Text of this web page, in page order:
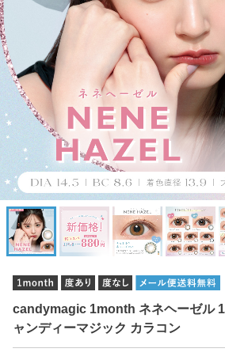
candymagic 1month ネネヘーゼル
ャンディーマジック カラコン